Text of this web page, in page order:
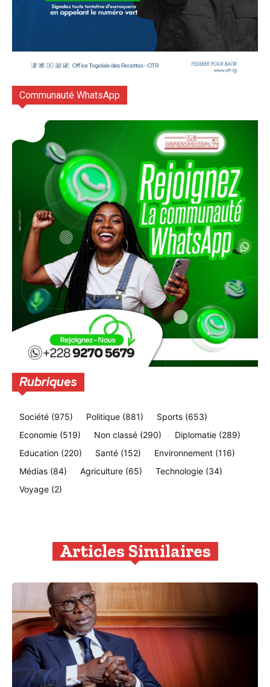
Communauté WhatsApp
Rubriques
Société (975) Politique (881) Sports (653)
Economie (519) Non classé (290) Diplomatie (289)
Education (220) Santé (152) Environnement (116)
Médias (84) Agriculture (65) Technologie (34)
Voyage (2)
Articles Similaires